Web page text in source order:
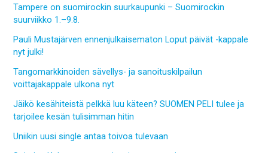
Tampere on suomirockin suurkaupunki – Suomirockin
suurviikko 1.–9.8.
Pauli Mustajärven ennenjulkaisematon Loput päivät -kappale
nyt julki!
Tangomarkkinoiden sävellys- ja sanoituskilpailun
voittajakappale ulkona nyt
Jäikö kesähiteistä pelkkä luu käteen? SUOMEN PELI tulee ja
tarjoilee kesän tulisimman hitin
Uniikin uusi single antaa toivoa tulevaan